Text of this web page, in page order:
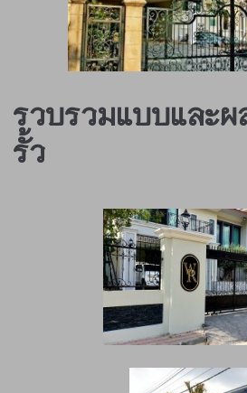
รวบรวมแบบและผ
รั้ว